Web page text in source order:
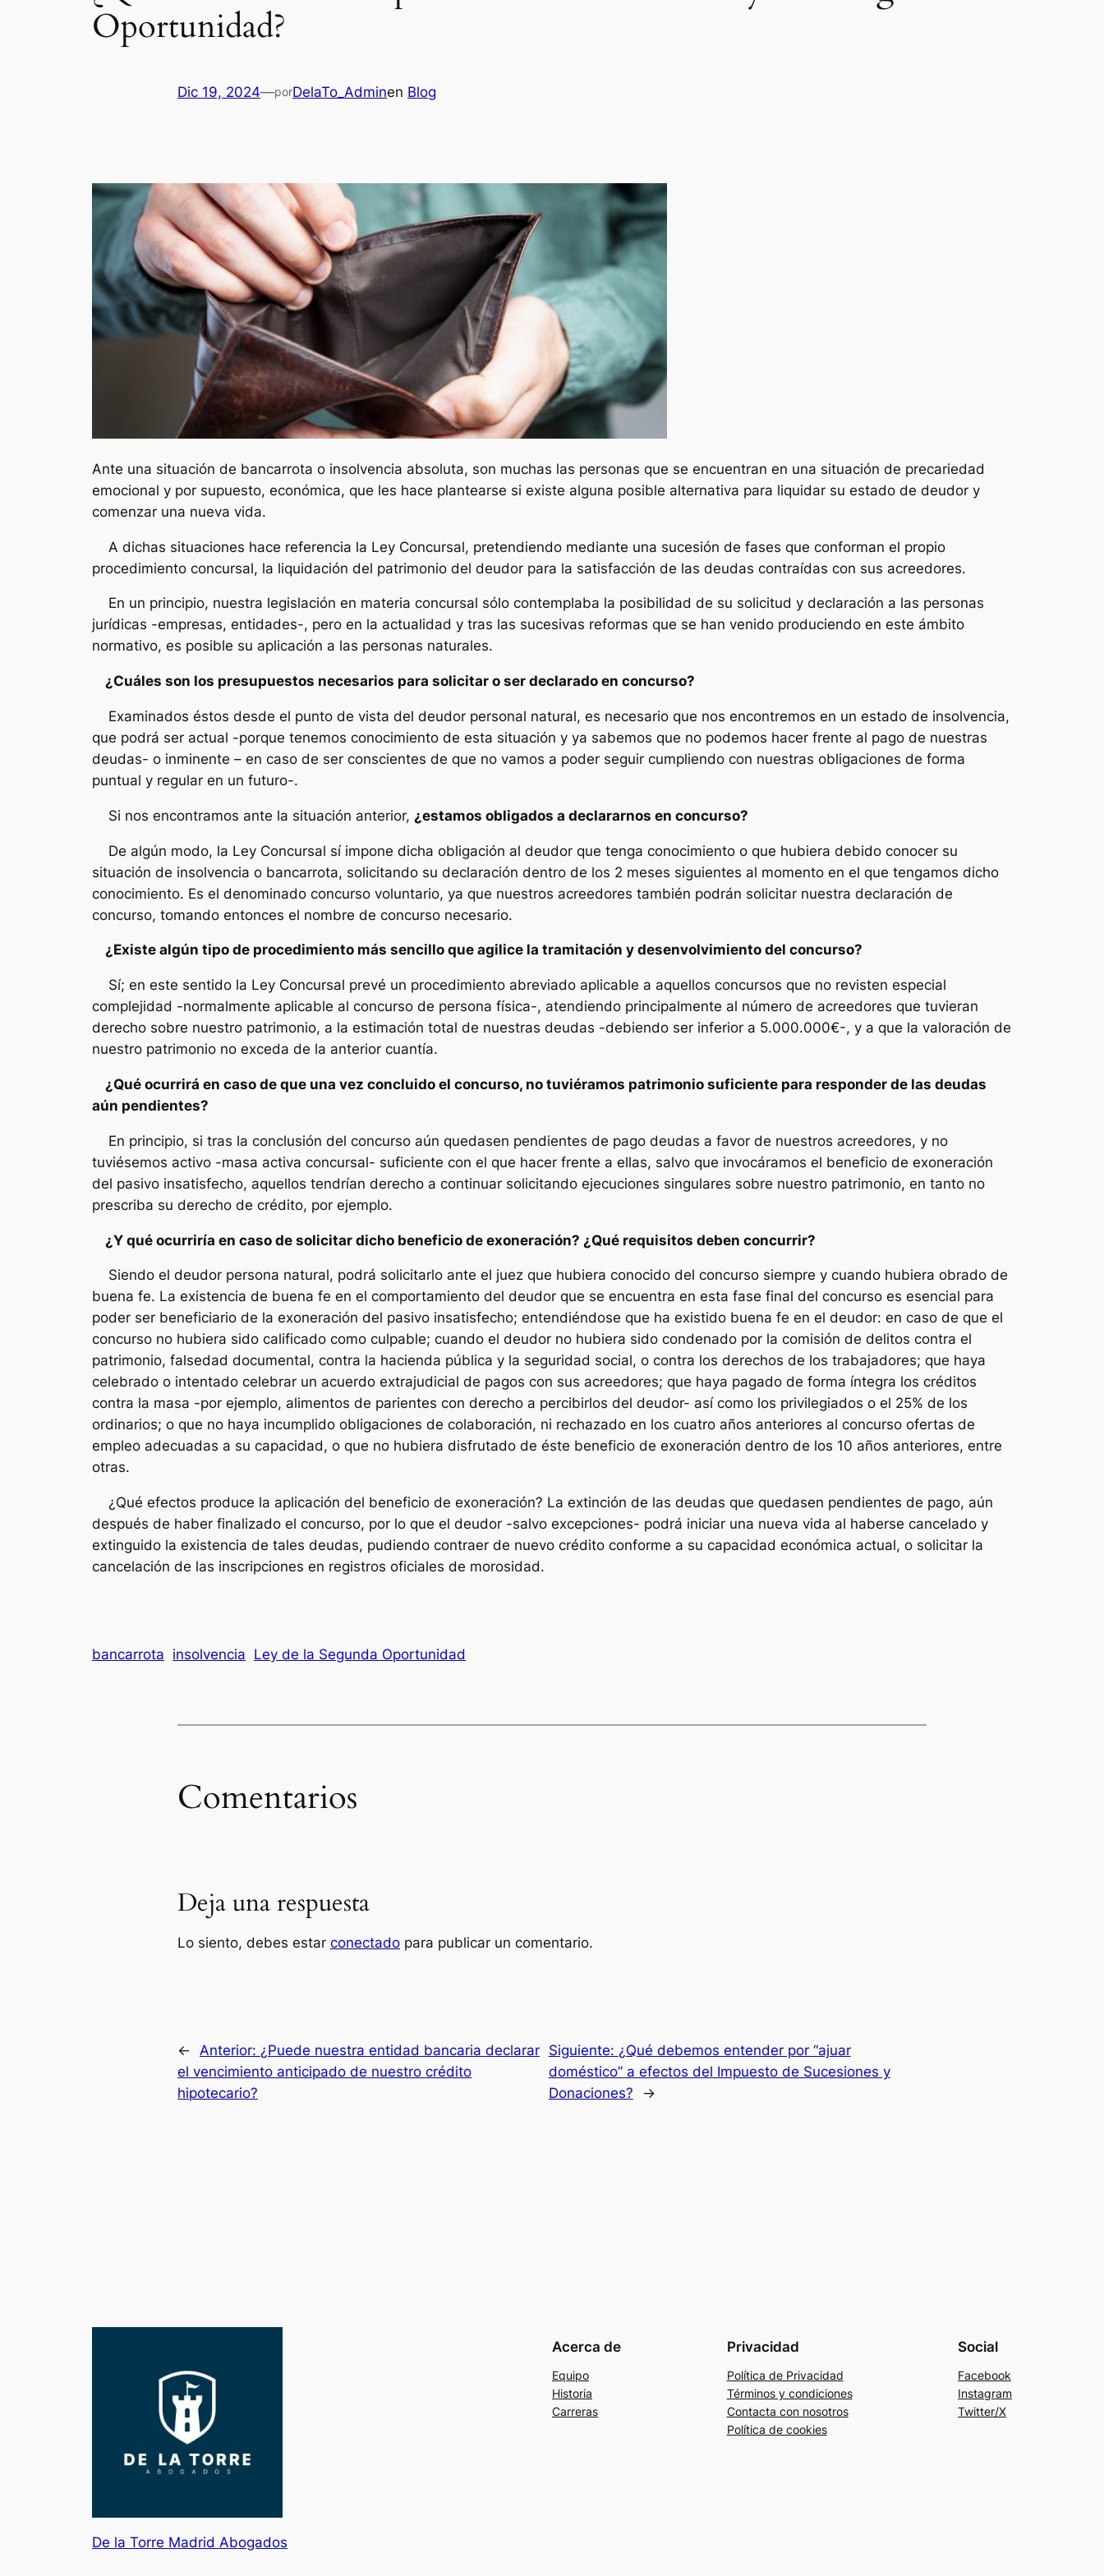
Oportunidad?
Dic 19, 2024—porDelaTo_Adminen Blog
Ante una situación de bancarrota o insolvencia absoluta, son muchas las personas que se encuentran en una situación de precariedad
emocional y por supuesto, económica, que les hace plantearse si existe alguna posible alternativa para liquidar su estado de deudor y
comenzar una nueva vida.
A dichas situaciones hace referencia la Ley Concursal, pretendiendo mediante una sucesión de fases que conforman el propio
procedimiento concursal, la liquidación del patrimonio del deudor para la satisfacción de las deudas contraídas con sus acreedores.
En un principio, nuestra legislación en materia concursal sólo contemplaba la posibilidad de su solicitud y declaración a las personas
jurídicas -empresas, entidades-, pero en la actualidad y tras las sucesivas reformas que se han venido produciendo en este ámbito
normativo, es posible su aplicación a las personas naturales.
¿Cuáles son los presupuestos necesarios para solicitar o ser declarado en concurso?
Examinados éstos desde el punto de vista del deudor personal natural, es necesario que nos encontremos en un estado de insolvencia,
que podrá ser actual -porque tenemos conocimiento de esta situación y ya sabemos que no podemos hacer frente al pago de nuestras
deudas- o inminente – en caso de ser conscientes de que no vamos a poder seguir cumpliendo con nuestras obligaciones de forma
puntual y regular en un futuro-.
Si nos encontramos ante la situación anterior, ¿estamos obligados a declararnos en concurso?
De algún modo, la Ley Concursal sí impone dicha obligación al deudor que tenga conocimiento o que hubiera debido conocer su
situación de insolvencia o bancarrota, solicitando su declaración dentro de los 2 meses siguientes al momento en el que tengamos dicho
conocimiento. Es el denominado concurso voluntario, ya que nuestros acreedores también podrán solicitar nuestra declaración de
concurso, tomando entonces el nombre de concurso necesario.
¿Existe algún tipo de procedimiento más sencillo que agilice la tramitación y desenvolvimiento del concurso?
Sí; en este sentido la Ley Concursal prevé un procedimiento abreviado aplicable a aquellos concursos que no revisten especial
complejidad -normalmente aplicable al concurso de persona física-, atendiendo principalmente al número de acreedores que tuvieran
derecho sobre nuestro patrimonio, a la estimación total de nuestras deudas -debiendo ser inferior a 5.000.000€-, y a que la valoración de
nuestro patrimonio no exceda de la anterior cuantía.
¿Qué ocurrirá en caso de que una vez concluido el concurso, no tuviéramos patrimonio suficiente para responder de las deudas
aún pendientes?
En principio, si tras la conclusión del concurso aún quedasen pendientes de pago deudas a favor de nuestros acreedores, y no
tuviésemos activo -masa activa concursal- suficiente con el que hacer frente a ellas, salvo que invocáramos el beneficio de exoneración
del pasivo insatisfecho, aquellos tendrían derecho a continuar solicitando ejecuciones singulares sobre nuestro patrimonio, en tanto no
prescriba su derecho de crédito, por ejemplo.
¿Y qué ocurriría en caso de solicitar dicho beneficio de exoneración? ¿Qué requisitos deben concurrir?
Siendo el deudor persona natural, podrá solicitarlo ante el juez que hubiera conocido del concurso siempre y cuando hubiera obrado de
buena fe. La existencia de buena fe en el comportamiento del deudor que se encuentra en esta fase final del concurso es esencial para
poder ser beneficiario de la exoneración del pasivo insatisfecho; entendiéndose que ha existido buena fe en el deudor: en caso de que el
concurso no hubiera sido calificado como culpable; cuando el deudor no hubiera sido condenado por la comisión de delitos contra el
patrimonio, falsedad documental, contra la hacienda pública y la seguridad social, o contra los derechos de los trabajadores; que haya
celebrado o intentado celebrar un acuerdo extrajudicial de pagos con sus acreedores; que haya pagado de forma íntegra los créditos
contra la masa -por ejemplo, alimentos de parientes con derecho a percibirlos del deudor- así como los privilegiados o el 25% de los
ordinarios; o que no haya incumplido obligaciones de colaboración, ni rechazado en los cuatro años anteriores al concurso ofertas de
empleo adecuadas a su capacidad, o que no hubiera disfrutado de éste beneficio de exoneración dentro de los 10 años anteriores, entre
otras.
¿Qué efectos produce la aplicación del beneficio de exoneración? La extinción de las deudas que quedasen pendientes de pago, aún
después de haber finalizado el concurso, por lo que el deudor -salvo excepciones- podrá iniciar una nueva vida al haberse cancelado y
extinguido la existencia de tales deudas, pudiendo contraer de nuevo crédito conforme a su capacidad económica actual, o solicitar la
cancelación de las inscripciones en registros oficiales de morosidad.
bancarrota insolvencia Ley de la Segunda Oportunidad
Comentarios
Deja una respuesta
Lo siento, debes estar conectado para publicar un comentario.
← Anterior: ¿Puede nuestra entidad bancaria declarar
el vencimiento anticipado de nuestro crédito
hipotecario?
Siguiente: ¿Qué debemos entender por “ajuar
doméstico” a efectos del Impuesto de Sucesiones y
Donaciones?
→
De la Torre Madrid Abogados
Acerca de
Equipo
Historia
Carreras
Privacidad
Política de Privacidad
Términos y condiciones
Contacta con nosotros
Política de cookies
Social
Facebook
Instagram
Twitter/X